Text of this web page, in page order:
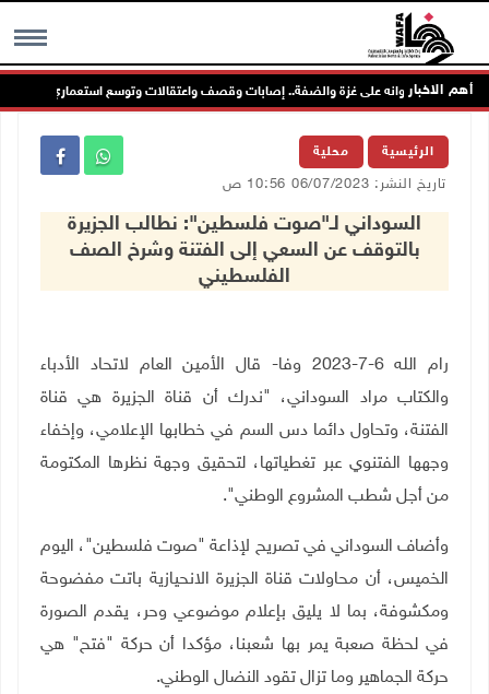
MENU أهم الاخبار
يواصل عدوانه على غزة والضفة.. إصابات وقصف واعتقالات وتوسع استعماري
الرئيسية محلية
تاريخ النشر: 06/07/2023 10:56 ص
السوداني لـ"صوت فلسطين": نطالب الجزيرة
بالتوقف عن السعي إلى الفتنة وشرخ الصف
الفلسطيني
رام الله 6-7-2023 وفا- قال الأمين العام لاتحاد الأدباء
والكتاب مراد السوداني، "ندرك أن قناة الجزيرة هي قناة
الفتنة، وتحاول دائما دس السم في خطابها الإعلامي، وإخفاء
وجهها الفتنوي عبر تغطياتها، لتحقيق وجهة نظرها المكتومة
من أجل شطب المشروع الوطني".
وأضاف السوداني في تصريح لإذاعة "صوت فلسطين"، اليوم
الخميس، أن محاولات قناة الجزيرة الانحيازية باتت مفضوحة
ومكشوفة، بما لا يليق بإعلام موضوعي وحر، يقدم الصورة
في لحظة صعبة يمر بها شعبنا، مؤكدا أن حركة "فتح" هي
حركة الجماهير وما تزال تقود النضال الوطني.